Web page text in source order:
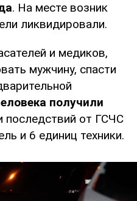
. На месте возник
ликвидировали.
и медиков,
мужчину, спасти
получили
последствий от ГСЧС
и 6 единиц техники.